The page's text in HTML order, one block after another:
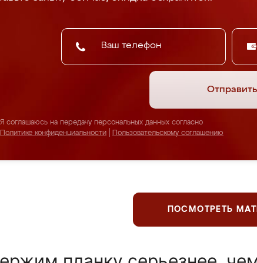
Отправить
Я соглашаюсь на передачу персональных данных согласно
Политике конфиденциальности
Пользовательскому соглашению
ПОСМОТРЕТЬ